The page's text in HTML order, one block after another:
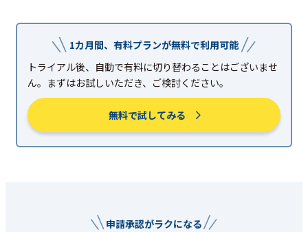
1カ月間、有料プランが無料で利用可能
トライアル後、自動で有料に切り替わることはございませ
ん。まずはお試しいただき、ご検討ください。
無料で試してみる
申請承認がラクになる